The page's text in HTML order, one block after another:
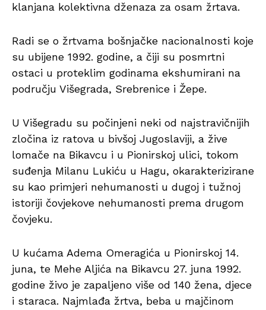
klanjana kolektivna dženaza za osam žrtava.
Radi se o žrtvama bošnjačke nacionalnosti koje
su ubijene 1992. godine, a čiji su posmrtni
ostaci u proteklim godinama ekshumirani na
području Višegrada, Srebrenice i Žepe.
U Višegradu su počinjeni neki od najstravičnijih
zločina iz ratova u bivšoj Jugoslaviji, a žive
lomače na Bikavcu i u Pionirskoj ulici, tokom
suđenja Milanu Lukiću u Hagu, okarakterizirane
su kao primjeri nehumanosti u dugoj i tužnoj
istoriji čovjekove nehumanosti prema drugom
čovjeku.
U kućama Adema Omeragića u Pionirskoj 14.
juna, te Mehe Aljića na Bikavcu 27. juna 1992.
godine živo je zapaljeno više od 140 žena, djece
i staraca. Najmlađa žrtva, beba u majčinom